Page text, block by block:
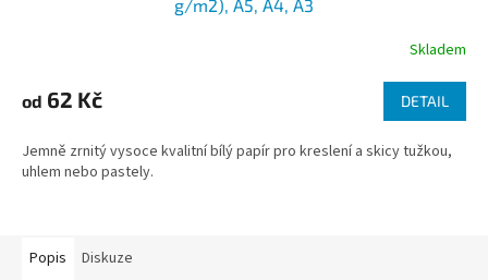
g/m2), A5, A4, A3
Skladem
od 62 Kč DETAIL
Jemně zrnitý vysoce kvalitní bílý papír pro kreslení a skicy tužkou,
uhlem nebo pastely.
Popis Diskuze